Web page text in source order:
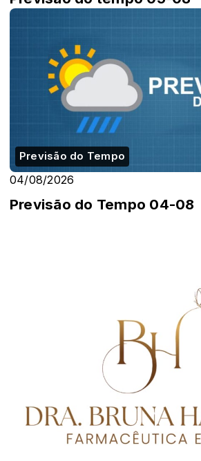
Previsão do Tempo
04/08/2026
Previsão do Tempo 04-08